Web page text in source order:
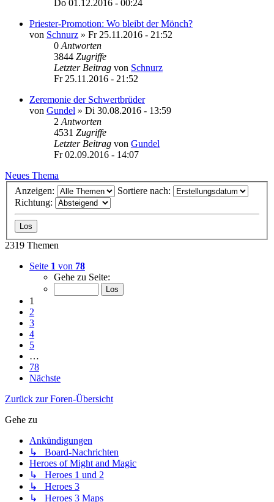
Do 01.12.2016 - 00:24
Priester-Promotion: Wo bleibt der Mönch?
von Schnurz » Fr 25.11.2016 - 21:52
0 Antworten
3844 Zugriffe
Letzter Beitrag von Schnurz
Fr 25.11.2016 - 21:52
Zeremonie der Schwertbrüder
von Gundel » Di 30.08.2016 - 13:59
2 Antworten
4531 Zugriffe
Letzter Beitrag von Gundel
Fr 02.09.2016 - 14:07
Neues Thema
Anzeigen:
Sortiere nach:
Richtung:
2319 Themen
Seite 1 von 78
Gehe zu Seite:
1
2
3
4
5
…
78
Nächste
Zurück zur Foren-Übersicht
Gehe zu
Ankündigungen
↳ Board-Nachrichten
Heroes of Might and Magic
↳ Heroes 1 und 2
↳ Heroes 3
↳ Heroes 3 Maps